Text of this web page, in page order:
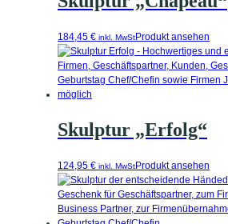
184,45 € inkl. MwStProdukt ansehen
Skulptur „Erfolg“
124,95 € inkl. MwStProdukt ansehen